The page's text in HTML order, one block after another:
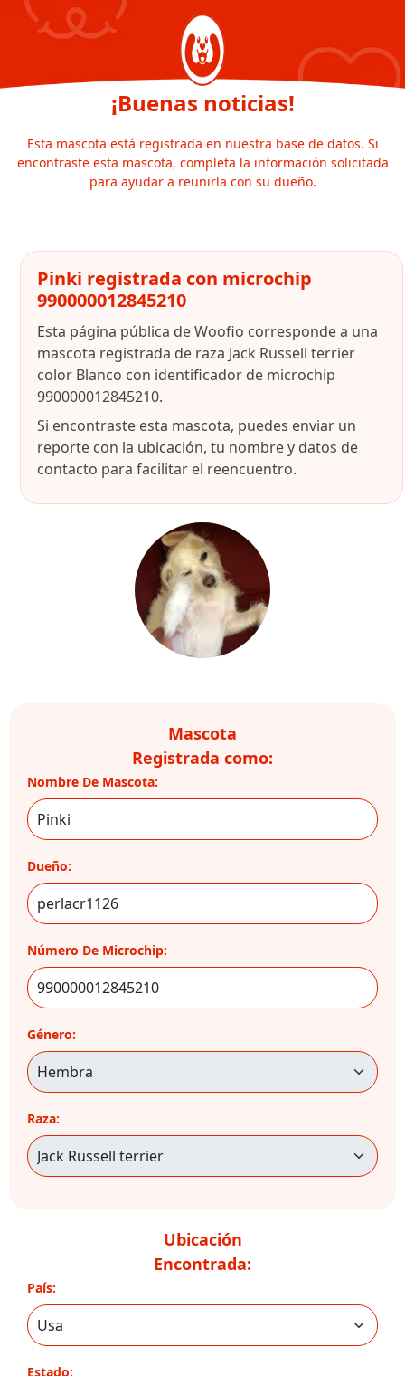
¡Buenas noticias!
Esta mascota está registrada en nuestra base de datos. Si
encontraste esta mascota, completa la información solicitada
para ayudar a reunirla con su dueño.
Pinki registrada con microchip
990000012845210
Esta página pública de Woofio corresponde a una
mascota registrada de raza Jack Russell terrier
color Blanco con identificador de microchip
990000012845210.
Si encontraste esta mascota, puedes enviar un
reporte con la ubicación, tu nombre y datos de
contacto para facilitar el reencuentro.
Mascota
Registrada como:
Nombre De Mascota:
Dueño:
Número De Microchip:
Género:
Raza:
Ubicación
Encontrada:
País:
Estado: